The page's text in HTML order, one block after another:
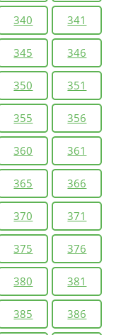
340 341
345 346
350 351
355 356
360 361
365 366
370 371
375 376
380 381
385 386